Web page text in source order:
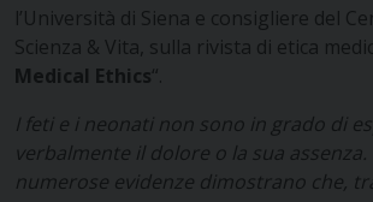
l’Università di Siena e consigliere del
Scienza & Vita, sulla rivista di etica
Medical Ethics“.
I feti e i neonati non sono in grado di
verbalmente il dolore o la sua assenza.
numerose evidenze dimostrano che,